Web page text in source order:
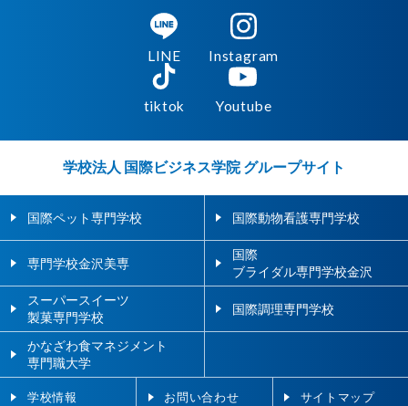
LINE Instagram
tiktok Youtube
学校法人 国際ビジネス学院 グループサイト
国際ペット専門学校 国際動物看護専門学校
専門学校金沢美専
国際
ブライダル専門学校金沢
スーパースイーツ
製菓専門学校
国際調理専門学校
かなざわ食マネジメント
専門職大学
学校情報 お問い合わせ サイトマップ